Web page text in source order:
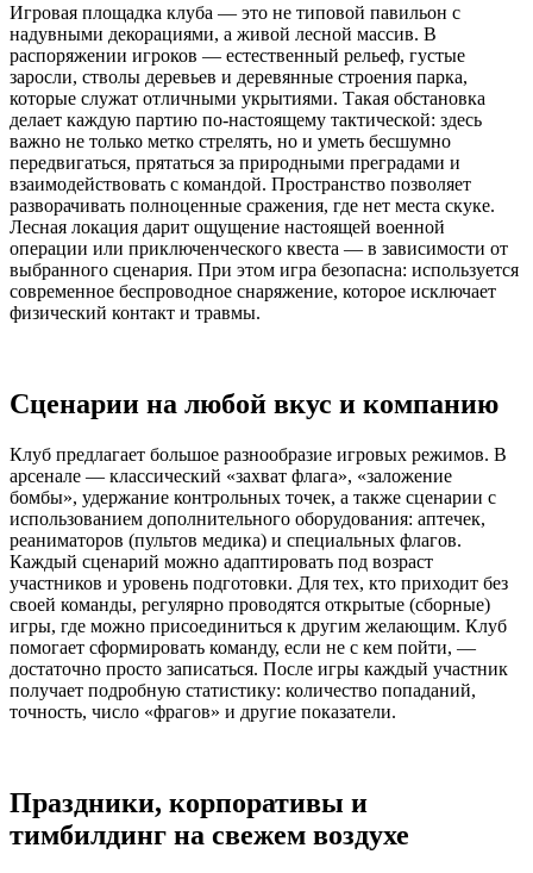
Игровая площадка клуба — это не типовой павильон с
надувными декорациями, а живой лесной массив. В
распоряжении игроков — естественный рельеф, густые
заросли, стволы деревьев и деревянные строения парка,
которые служат отличными укрытиями. Такая обстановка
делает каждую партию по-настоящему тактической: здесь
важно не только метко стрелять, но и уметь бесшумно
передвигаться, прятаться за природными преградами и
взаимодействовать с командой. Пространство позволяет
разворачивать полноценные сражения, где нет места скуке.
Лесная локация дарит ощущение настоящей военной
операции или приключенческого квеста — в зависимости от
выбранного сценария. При этом игра безопасна: используется
современное беспроводное снаряжение, которое исключает
физический контакт и травмы.
Сценарии на любой вкус и компанию
Клуб предлагает большое разнообразие игровых режимов. В
арсенале — классический «захват флага», «заложение
бомбы», удержание контрольных точек, а также сценарии с
использованием дополнительного оборудования: аптечек,
реаниматоров (пультов медика) и специальных флагов.
Каждый сценарий можно адаптировать под возраст
участников и уровень подготовки. Для тех, кто приходит без
своей команды, регулярно проводятся открытые (сборные)
игры, где можно присоединиться к другим желающим. Клуб
помогает сформировать команду, если не с кем пойти, —
достаточно просто записаться. После игры каждый участник
получает подробную статистику: количество попаданий,
точность, число «фрагов» и другие показатели.
Праздники, корпоративы и
тимбилдинг на свежем воздухе